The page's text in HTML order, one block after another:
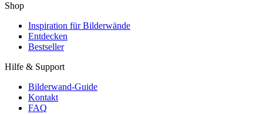
Shop
Inspiration für Bilderwände
Entdecken
Bestseller
Hilfe & Support
Bilderwand-Guide
Kontakt
FAQ